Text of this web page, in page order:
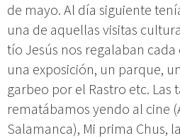
de mayo. Al día siguiente
una de aquellas visitas
tío Jesús nos regalaban
una exposición, un parque,
garbeo por el Rastro etc. Las
rematábamos yendo al cine
Salamanca), Mi prima Chus,